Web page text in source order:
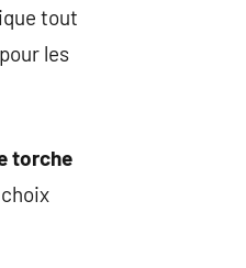
tout
les
torche